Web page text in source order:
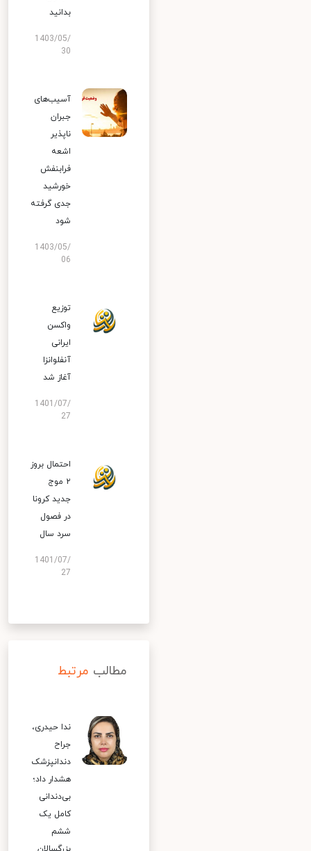
بدانید
1403/05/
30
آسیب‌های
جبران
ناپذیر
اشعه
فرابنفش
خورشید
جدی گرفته
شود
1403/05/
06
توزیع
واکسن
ایرانی
آنفلوانزا
آغاز شد
1401/07/
27
احتمال بروز
۲ موج
جدید کرونا
در فصول
سرد سال
1401/07/
27
مطالب مرتبط
ندا حیدری،
جراح
دندانپزشک
هشدار داد؛
بی‌دندانی
کامل یک
ششم